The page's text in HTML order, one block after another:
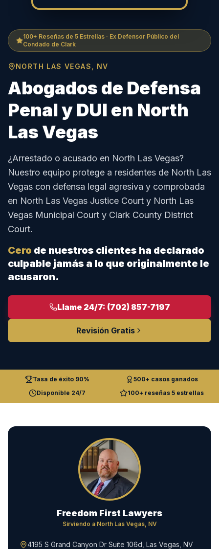
100+ Reseñas de 5 Estrellas · Ex Defensor Público del
Condado de Clark
NORTH LAS VEGAS, NV
Abogados de Defensa
Penal y DUI en North
Las Vegas
¿Arrestado o acusado en North Las Vegas?
Nuestro equipo protege a residentes de North Las
Vegas con defensa legal agresiva y comprobada
en North Las Vegas Justice Court y North Las
Vegas Municipal Court y Clark County District
Court.
Cero de nuestros clientes ha declarado
culpable jamás a lo que originalmente le
acusaron.
Llame 24/7: (702) 857-7197
Revisión Gratis
Tasa de éxito 90%
500+ casos ganados
Disponible 24/7
100+ reseñas 5 estrellas
Freedom First Lawyers
Sirviendo a North Las Vegas, NV
4195 S Grand Canyon Dr Suite 106d, Las Vegas, NV